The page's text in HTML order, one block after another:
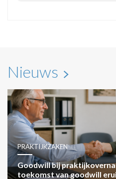
Nieuws
PRAKTIJKZAKEN
Goodwill bij
toekomst van goodwill